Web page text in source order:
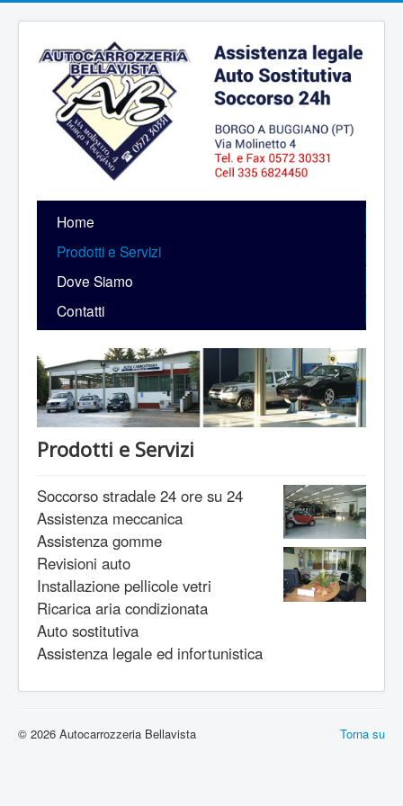
Home
Prodotti e Servizi
Dove Siamo
Contatti
Prodotti e Servizi
Soccorso stradale 24 ore su 24
Assistenza meccanica
Assistenza gomme
Revisioni auto
Installazione pellicole vetri
Ricarica aria condizionata
Auto sostitutiva
Assistenza legale ed infortunistica
Torna su
© 2026 Autocarrozzeria Bellavista